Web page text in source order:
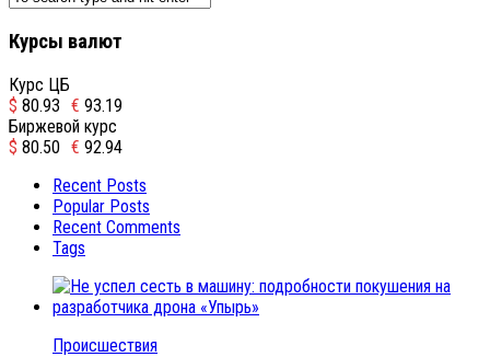
Курсы валют
Курс ЦБ
$ 80.93 € 93.19
Биржевой курс
$ 80.50 € 92.94
Recent Posts
Popular Posts
Recent Comments
Tags
Происшествия